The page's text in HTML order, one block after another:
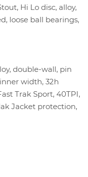
Hi Lo disc, alloy,
loose ball bearings,
double-wall, pin
width, 32h
Trak Sport, 40TPI,
Jacket protection,